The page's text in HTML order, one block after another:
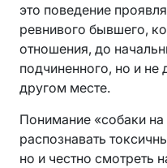
это поведение
ревнивого бывшего,
отношения, до
подчиненного, но и не
другом месте.
Понимание «собаки на
распознавать
но и честно смотреть